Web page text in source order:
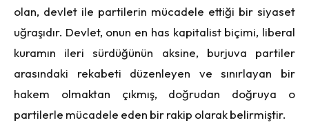
olan, devlet ile partilerin mücadele ettiği bir siyaset
uğraşıdır. Devlet, onun en has kapitalist biçimi, liberal
kuramın ileri sürdüğünün aksine, burjuva partiler
arasındaki rekabeti düzenleyen ve sınırlayan bir
hakem olmaktan çıkmış, doğrudan doğruya o
partilerle mücadele eden bir rakip olarak belirmiştir.